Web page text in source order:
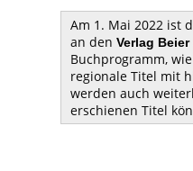
Am 1. Mai 2022 ist
an den Verlag Beier
Buchprogramm,
regionale Titel mit
werden auch
erschienen Titel